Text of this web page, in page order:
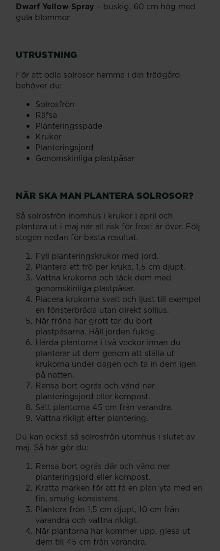
Dwarf Yellow Spray – buskig, 60 cm hög med
gula blommor
UTRUSTNING
För att odla solrosor hemma i din trädgård
behöver du:
Solrosfrön
Räfsa
Planteringsspade
Krukor
Planteringsjord
Genomskinliga plastpåsar
NÄR SKA MAN PLANTERA SOLROSOR?
Så solrosfrön inomhus i krukor i april och
plantera ut i maj när all risk för frost är över. Följ
stegen nedan för bästa resultat.
Fyll planteringskrukor med jord.
Plantera ett frö per kruka, 1,5 cm djupt.
Vattna krukorna och täck dem med
genomskinliga plastpåsar.
Placera krukorna svalt och ljust till exempel
en fönsterbräda utan direkt solljus.
När fröna har grott tar du bort
plastpåsarna. Håll jorden fuktig.
Härda plantorna i två veckor innan du
planterar ut dem genom att ställa ut
krukorna under dagen och ta in dem igen
på natten.
Rensa bort ogräs och vänd ner
planteringsjord eller kompost.
Sätt plantorna 45 cm från varandra.
Vattna rikligt efter plantering.
Du kan också så solrosfrön utomhus i slutet av
maj. Så här gör du:
Rensa bort ogräs där och vänd ner
planteringsjord eller kompost.
Kratta marken för att få en plan yta med en
fin, smulig konsistens.
Plantera frön 1,5 cm djupt, 10 cm från
varandra och vattna rikligt.
När plantorna har kommer upp, glesa ut
dem till 45 cm från varandra.